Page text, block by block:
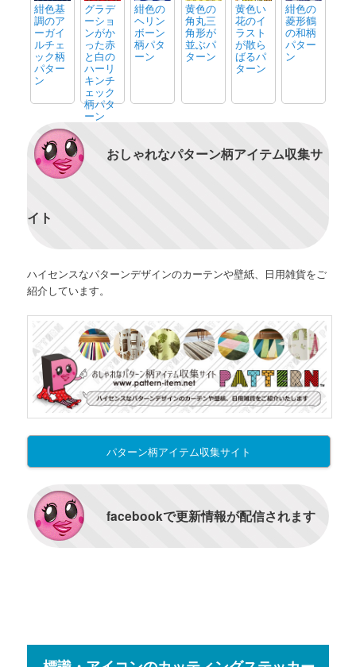
紺色基
調のア
ーガイ
ルチェ
ック柄
パター
ン
グラデ
ーショ
ンがか
った赤
と白の
ハーリ
キンチ
ェック
柄パタ
ーン
紺色の
ヘリン
ボーン
柄パタ
ーン
黄色の
角丸三
角形が
並ぶパ
ターン
黄色い
花のイ
ラスト
が散ら
ばるパ
ターン
紺色の
菱形鶴
の和柄
パター
ン
おしゃれなパターン柄アイテム収集サ
イト
ハイセンスなパターンデザインのカーテンや壁紙、日用雑貨をご
紹介しています。
パターン柄アイテム収集サイト
facebookで更新情報が配信されます